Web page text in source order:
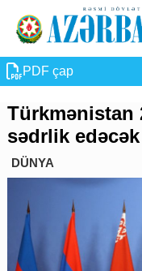
PDF çap
Türkmənistan
sədrlik edəcək
DÜNYA